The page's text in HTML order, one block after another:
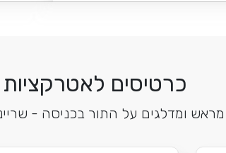
כרטיסים לאטרקציות
מראש ומדלגים על התור בכניסה -